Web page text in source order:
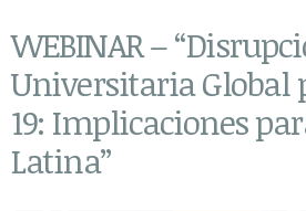
WEBINAR –
Universitaria Global
19: Implicaciones
Latina”